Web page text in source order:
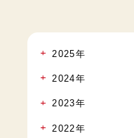
2025年
2024年
2023年
2022年